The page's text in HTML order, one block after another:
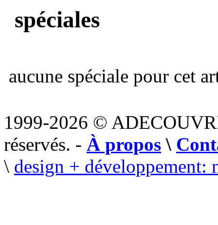
spéciales
aucune spéciale pour cet
1999-2026 ©
réservés. - À propos \
\ design + développement: